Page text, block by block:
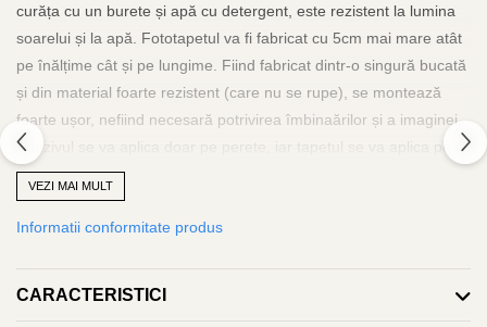
curăța cu un burete și apă cu detergent, este rezistent la lumina
soarelui și la apă. Fototapetul va fi fabricat cu 5cm mai mare atât
pe înălțime cât și pe lungime. Fiind fabricat dintr-o singură bucată
și din material foarte rezistent (care nu se rupe), se montează
foarte ușor, nefiind necesară potrivirea îmbinaărilor și a imaginei.
Adezivul se va aplica doar pe perete, iar tapetul se va aplica pe
orizontală de la stânga la dreapta sau invers și se va scoate aerul
și surplusul de adeziv cu ajutorul unei lavete curate, rola de silicon
sau spaclu de plastic. Poate fi dezlipit și repozitionat cu ușurință
VEZI MAI MULT
Informatii conformitate produs
CARACTERISTICI